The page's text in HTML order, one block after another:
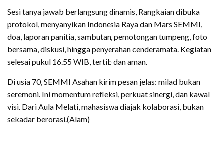
Sesi tanya jawab berlangsung dinamis, Rangkaian dibuka
protokol, menyanyikan Indonesia Raya dan Mars SEMMI,
doa, laporan panitia, sambutan, pemotongan tumpeng, foto
bersama, diskusi, hingga penyerahan cenderamata. Kegiatan
selesai pukul 16.55 WIB, tertib dan aman.
Di usia 70, SEMMI Asahan kirim pesan jelas: milad bukan
seremoni. Ini momentum refleksi, perkuat sinergi, dan kawal
visi. Dari Aula Melati, mahasiswa diajak kolaborasi, bukan
sekadar berorasi.(Alam)